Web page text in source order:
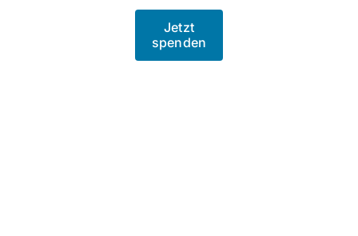
Jetzt
spenden